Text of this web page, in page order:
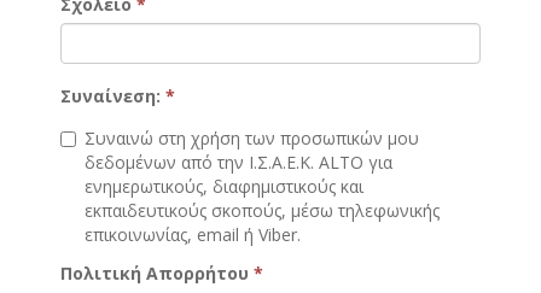
Συναίνεση: *
Συναινώ στη χρήση των προσωπικών μου
δεδομένων από την Ι.Σ.Α.Ε.Κ. ALTO για
ενημερωτικούς, διαφημιστικούς και
εκπαιδευτικούς σκοπούς, μέσω τηλεφωνικής
επικοινωνίας, email ή Viber.
Πολιτική Απορρήτου *